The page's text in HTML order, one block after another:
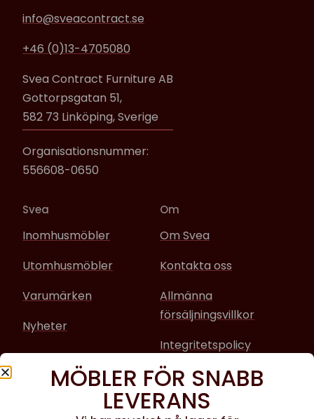
info@sveacontract.se
+46 (0)13-4705080
Svea Contract Furniture AB
Gottorpsgatan 51,
582 73 Linköping, Sverige
Organisationsnummer:
556608-0650
Svea
Inomhusmöbler
Utomhusmöbler
Varumärken
Nyheter
Om
Om Svea
Kontakta oss
Allmänna
försäljningsvillkor
Integritetspolicy
Sociala media
Facebook
MÖBLER FÖR SNABB
LEVERANS